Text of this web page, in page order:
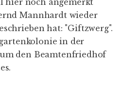
Mannhardtwieder
hat: "Giftzwerg".
in der
den Beamtenfriedhof